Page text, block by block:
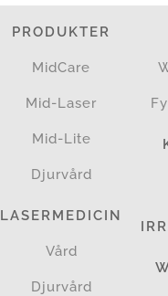
PRODUKTER
MidCare
Mid-Laser
Mid-Lite
Djurvård
LASERMEDICIN
Vård
Djurvård